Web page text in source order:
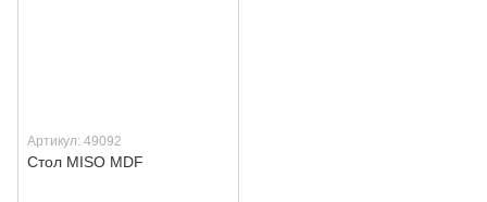
Артикул: 49092
Стол MISO MDF